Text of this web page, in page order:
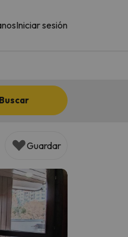
Iniciar sesión
Buscar
Guardar